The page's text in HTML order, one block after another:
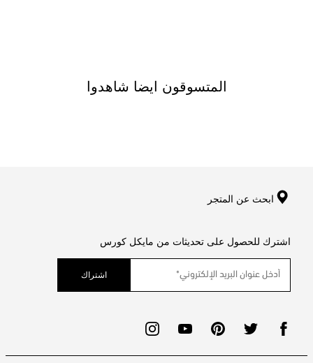
المتسوقون ايضا شاهدوا
ابحث عن المتجر
اشترك للحصول على تحديثات من مايكل كورس
اشتراك